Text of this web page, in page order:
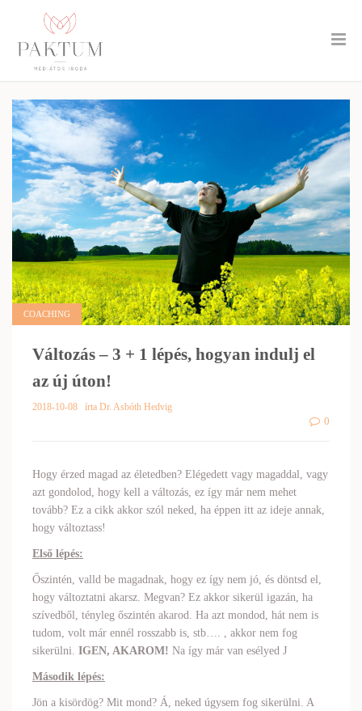
COACHING
Változás – 3 + 1 lépés, hogyan indulj el
az új úton!
2018-10-08 írta Dr. Asbóth Hedvig
0
Hogy érzed magad az életedben? Elégedett vagy magaddal, vagy
azt gondolod, hogy kell a változás, ez így már nem mehet
tovább? Ez a cikk akkor szól neked, ha éppen itt az ideje annak,
hogy változtass!
Első lépés:
Őszintén, valld be magadnak, hogy ez így nem jó, és döntsd el,
hogy változtatni akarsz. Megvan? Ez akkor sikerül igazán, ha
szívedből, tényleg őszintén akarod. Ha azt mondod, hát nem is
tudom, volt már ennél rosszabb is, stb…. , akkor nem fog
sikerülni. IGEN, AKAROM! Na így már van esélyed J
Második lépés:
Jön a kisördög? Mit mond? Á, neked úgysem fog sikerülni. A